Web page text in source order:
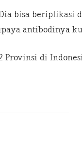
bisa
antibodinya
di